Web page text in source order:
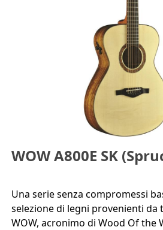
WOW A800E SK
Una serie senza compromessi
selezione di legni provenienti da
WOW, acronimo di Wood Of the